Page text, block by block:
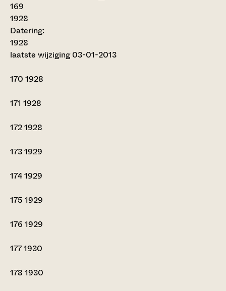
169
1928
Datering:
1928
laatste wijziging 03-01-2013
170 1928
171 1928
1721928
1731929
1741929
175 1929
176 1929
1771930
178 1930